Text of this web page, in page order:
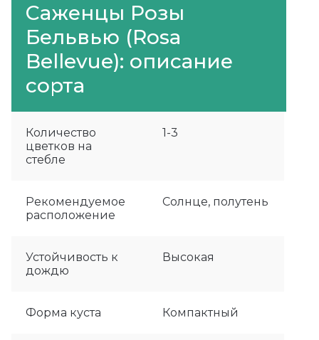
Саженцы Розы
Бельвью (Rosa
Bellevue): описание
сорта
Количество
цветков на
стебле
1-3
Рекомендуемое
расположение
Солнце, полутень
Устойчивость к
дождю
Высокая
Форма куста Компактный